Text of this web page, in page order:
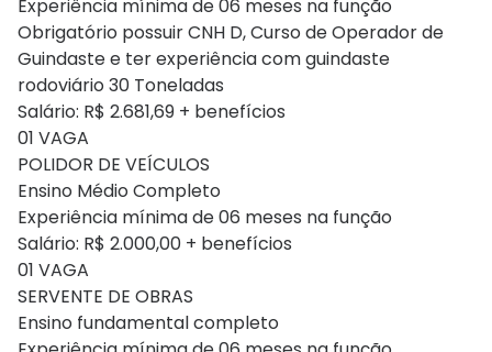
Experiência mínima de 06 meses na função
Obrigatório possuir CNH D, Curso de Operador de
Guindaste e ter experiência com guindaste
rodoviário 30 Toneladas
Salário: R$ 2.681,69 + benefícios
01 VAGA
POLIDOR DE VEÍCULOS
Ensino Médio Completo
Experiência mínima de 06 meses na função
Salário: R$ 2.000,00 + benefícios
01 VAGA
SERVENTE DE OBRAS
Ensino fundamental completo